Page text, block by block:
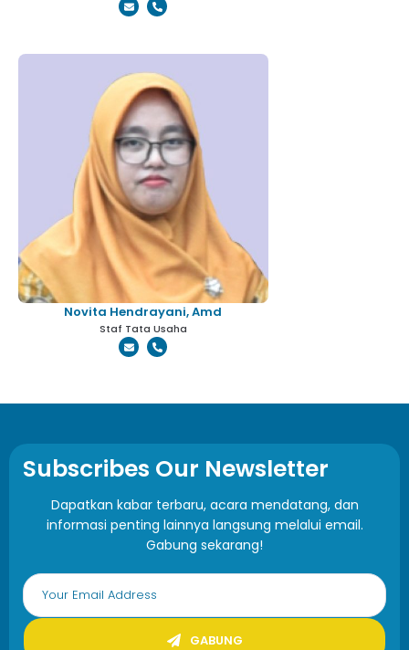
Novita Hendrayani, Amd
Staf Tata Usaha
Subscribes Our Newsletter
Dapatkan kabar terbaru, acara mendatang, dan
informasi penting lainnya langsung melalui email.
Gabung sekarang!
GABUNG